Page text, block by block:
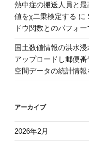
熱中症の搬送人員と
値をχ二乗検定する に
ドウ関数とのパフォ
国土数値情報の洪水
アップロードし郵便
空間データの統計情
アーカイブ
2026年2月